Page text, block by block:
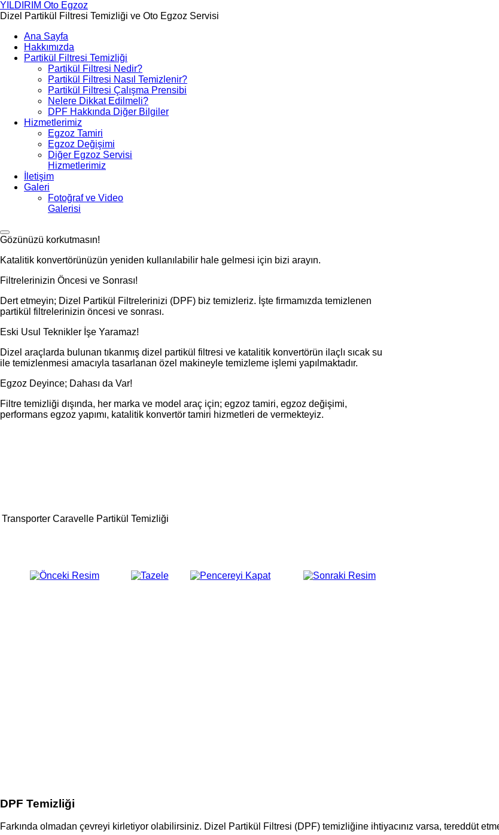
YILDIRIM Oto Egzoz
Dizel Partikül Filtresi Temizliği ve Oto Egzoz Servisi
Ana Sayfa
Hakkımızda
Partikül Filtresi Temizliği
Partikül Filtresi Nedir?
Partikül Filtresi Nasıl Temizlenir?
Partikül Filtresi Çalışma Prensibi
Nelere Dikkat Edilmeli?
DPF Hakkında Diğer Bilgiler
Hizmetlerimiz
Egzoz Tamiri
Egzoz Değişimi
Diğer Egzoz Servisi
Hizmetlerimiz
İletişim
Galeri
Fotoğraf ve Video
Galerisi
Gözünüzü korkutmasın!
Katalitik konvertörünüzün yeniden kullanılabilir hale gelmesi için bizi arayın.
Filtrelerinizin Öncesi ve Sonrası!
Dert etmeyin; Dizel Partikül Filtrelerinizi (DPF) biz temizleriz. İşte firmamızda temizlenen
partikül filtrelerinizin öncesi ve sonrası.
Eski Usul Teknikler İşe Yaramaz!
Dizel araçlarda bulunan tıkanmış dizel partikül filtresi ve katalitik konvertörün ilaçlı sıcak su
ile temizlenmesi amacıyla tasarlanan özel makineyle temizleme işlemi yapılmaktadır.
Egzoz Deyince; Dahası da Var!
Filtre temizliği dışında, her marka ve model araç için; egzoz tamiri, egzoz değişimi,
performans egzoz yapımı, katalitik konvertör tamiri hizmetleri de vermekteyiz.
Transporter Caravelle Partikül Temizliği
DPF Temizliği
Farkında olmadan çevreyi kirletiyor olabilirsiniz. Dizel Partikül Filtresi (DPF) temizliğine ihtiyacınız varsa, tereddüt